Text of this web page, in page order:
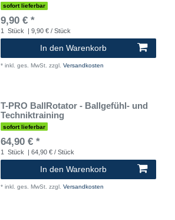
sofort lieferbar
9,90 € *
1 Stück | 9,90 € / Stück
In den Warenkorb
* inkl. ges. MwSt. zzgl. Versandkosten
T-PRO BallRotator - Ballgefühl- und
Techniktraining
sofort lieferbar
64,90 € *
1 Stück | 64,90 € / Stück
In den Warenkorb
* inkl. ges. MwSt. zzgl. Versandkosten